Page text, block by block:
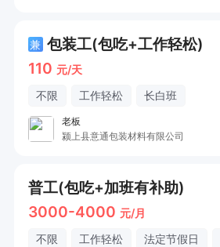
兼 包装工(包吃+工作轻松)
110 元/天
不限 工作轻松 长白班
老板
颍上县意通包装材料有限公司
普工(包吃+加班有补助)
3000-4000 元/月
不限 工作轻松 法定节假日